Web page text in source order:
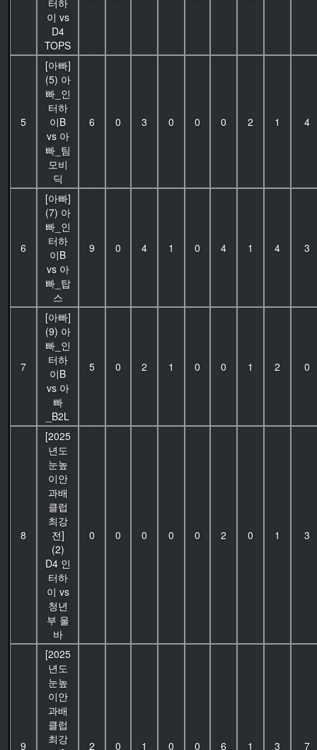
터하
이 vs
D4
TOPS
5
[아빠]
(5) 아
빠_인
터하
이B
vs 아
빠_팀
모비
딕
6 0 3 0 0 0 2 1 4
6
[아빠]
(7) 아
빠_인
터하
이B
vs 아
빠_탑
스
9 0 4 1 0 4 1 4 3
7
[아빠]
(9) 아
빠_인
터하
이B
vs 아
빠
_B2L
5 0 2 1 0 0 1 2 0
8
[2025
년도
눈높
이안
과배
클럽
최강
전]
(2)
D4 인
터하
이 vs
청년
부 울
바
0 0 0 0 0 2 0 1 3
9
[2025
년도
눈높
이안
과배
클럽
최강
2 0 1 0 0 6 1 3 7